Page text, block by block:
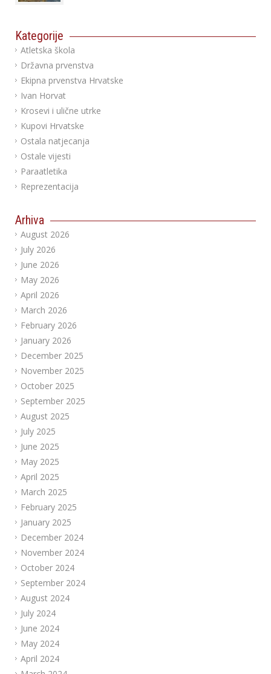
Kategorije
Atletska škola
Državna prvenstva
Ekipna prvenstva Hrvatske
Ivan Horvat
Krosevi i ulične utrke
Kupovi Hrvatske
Ostala natjecanja
Ostale vijesti
Paraatletika
Reprezentacija
Arhiva
August 2026
July 2026
June 2026
May 2026
April 2026
March 2026
February 2026
January 2026
December 2025
November 2025
October 2025
September 2025
August 2025
July 2025
June 2025
May 2025
April 2025
March 2025
February 2025
January 2025
December 2024
November 2024
October 2024
September 2024
August 2024
July 2024
June 2024
May 2024
April 2024